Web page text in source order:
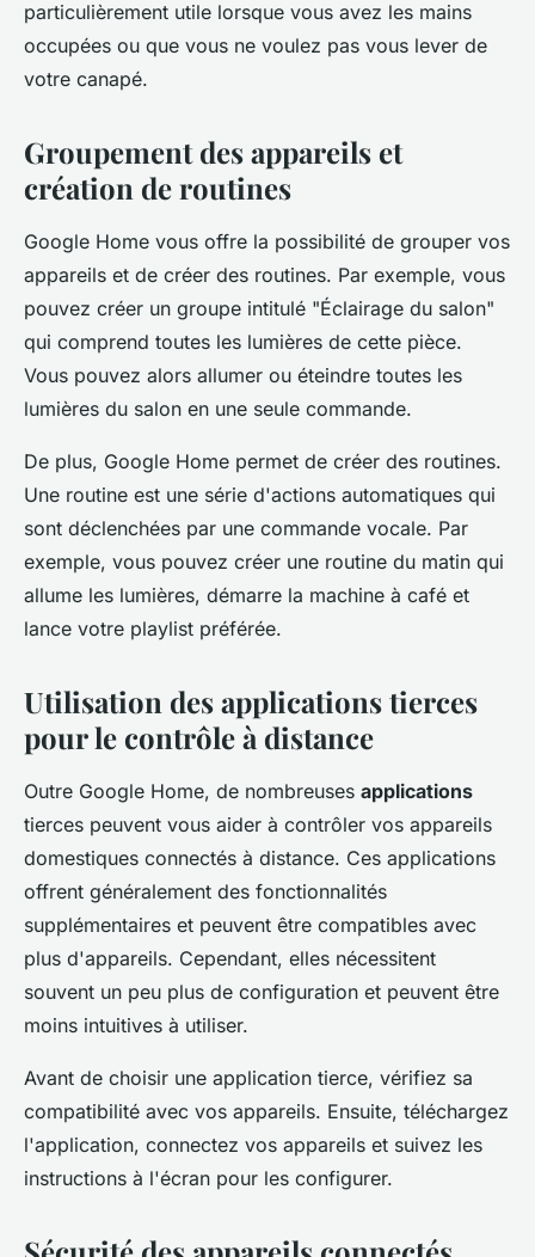
particulièrement utile lorsque vous avez les mains
occupées ou que vous ne voulez pas vous lever de
votre canapé.
Groupement des appareils et
création de routines
Google Home vous offre la possibilité de grouper vos
appareils et de créer des routines. Par exemple, vous
pouvez créer un groupe intitulé "Éclairage du salon"
qui comprend toutes les lumières de cette pièce.
Vous pouvez alors allumer ou éteindre toutes les
lumières du salon en une seule commande.
De plus, Google Home permet de créer des routines.
Une routine est une série d'actions automatiques qui
sont déclenchées par une commande vocale. Par
exemple, vous pouvez créer une routine du matin qui
allume les lumières, démarre la machine à café et
lance votre playlist préférée.
Utilisation des applications tierces
pour le contrôle à distance
Outre Google Home, de nombreuses applications
tierces peuvent vous aider à contrôler vos appareils
domestiques connectés à distance. Ces applications
offrent généralement des fonctionnalités
supplémentaires et peuvent être compatibles avec
plus d'appareils. Cependant, elles nécessitent
souvent un peu plus de configuration et peuvent être
moins intuitives à utiliser.
Avant de choisir une application tierce, vérifiez sa
compatibilité avec vos appareils. Ensuite, téléchargez
l'application, connectez vos appareils et suivez les
instructions à l'écran pour les configurer.